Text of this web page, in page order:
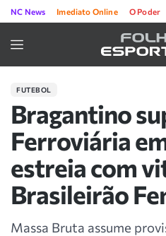
NC News Imediato Online O Poder
FUTEBOL
Bragantino
Ferroviária
estreia com
Brasileirão
Massa Bruta assume